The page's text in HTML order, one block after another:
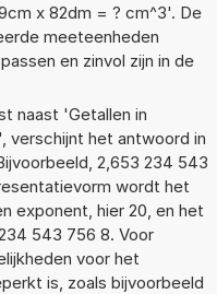
x 82dm = ? cm^3'. De
meeteenheden
en zinvol zijn in de
naast 'Getallen in
verschijnt het antwoord in
2,653 234 543
wordt het
exponent, hier 20, en het
543 756 8. Voor
voor het
is, zoals bijvoorbeeld